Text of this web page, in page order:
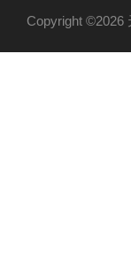
Copyright